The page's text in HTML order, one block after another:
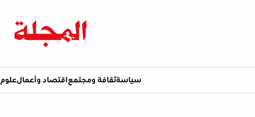
سياسةثقافة ومجتمع اقتصاد وأعمالعلوم